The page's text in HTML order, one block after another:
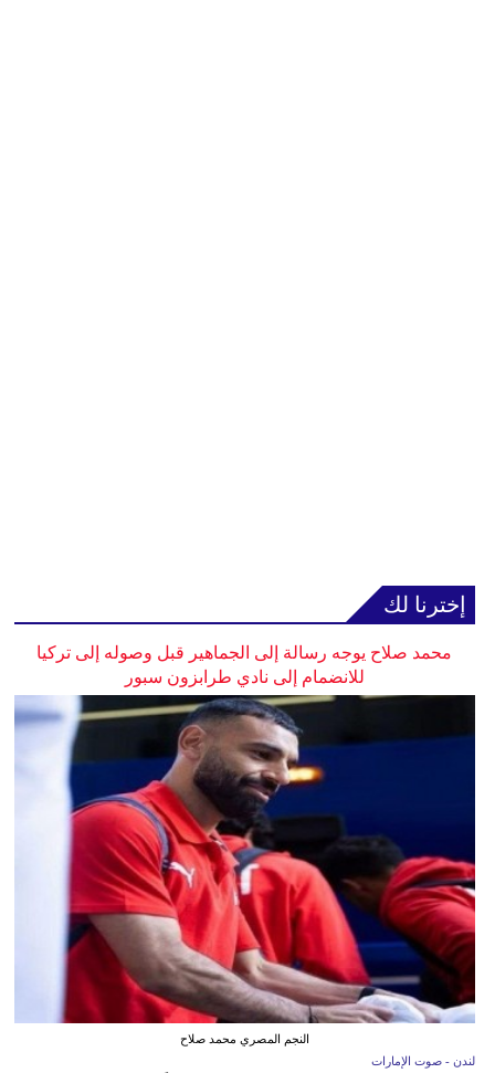
إخترنا لك
محمد صلاح يوجه رسالة إلى الجماهير قبل وصوله إلى تركيا
للانضمام إلى نادي طرابزون سبور
النجم المصري محمد صلاح
لندن - صوت الإمارات